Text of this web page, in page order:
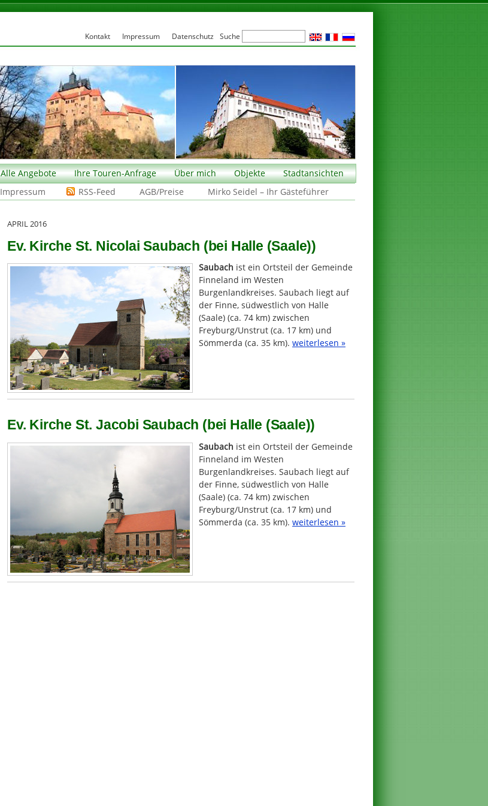
Alle Angebote Ihre Touren-Anfrage Über mich Objekte
Stadtansichten
Impressum RSS-Feed AGB/Preise Mirko Seidel – Ihr Gästeführer
APRIL 2016
Ev. Kirche St. Nicolai Saubach (bei Halle (Saale))
Saubach ist ein Ortsteil der Gemeinde
Finneland im Westen
Burgenlandkreises. Saubach liegt auf
der Finne, südwestlich von Halle
(Saale) (ca. 74 km) zwischen
Freyburg/Unstrut (ca. 17 km) und
Sömmerda (ca. 35 km). weiterlesen »
Ev. Kirche St. Jacobi Saubach (bei Halle (Saale))
Saubach ist ein Ortsteil der Gemeinde
Finneland im Westen
Burgenlandkreises. Saubach liegt auf
der Finne, südwestlich von Halle
(Saale) (ca. 74 km) zwischen
Freyburg/Unstrut (ca. 17 km) und
Sömmerda (ca. 35 km). weiterlesen »
Kontakt Impressum Datenschutz Suche